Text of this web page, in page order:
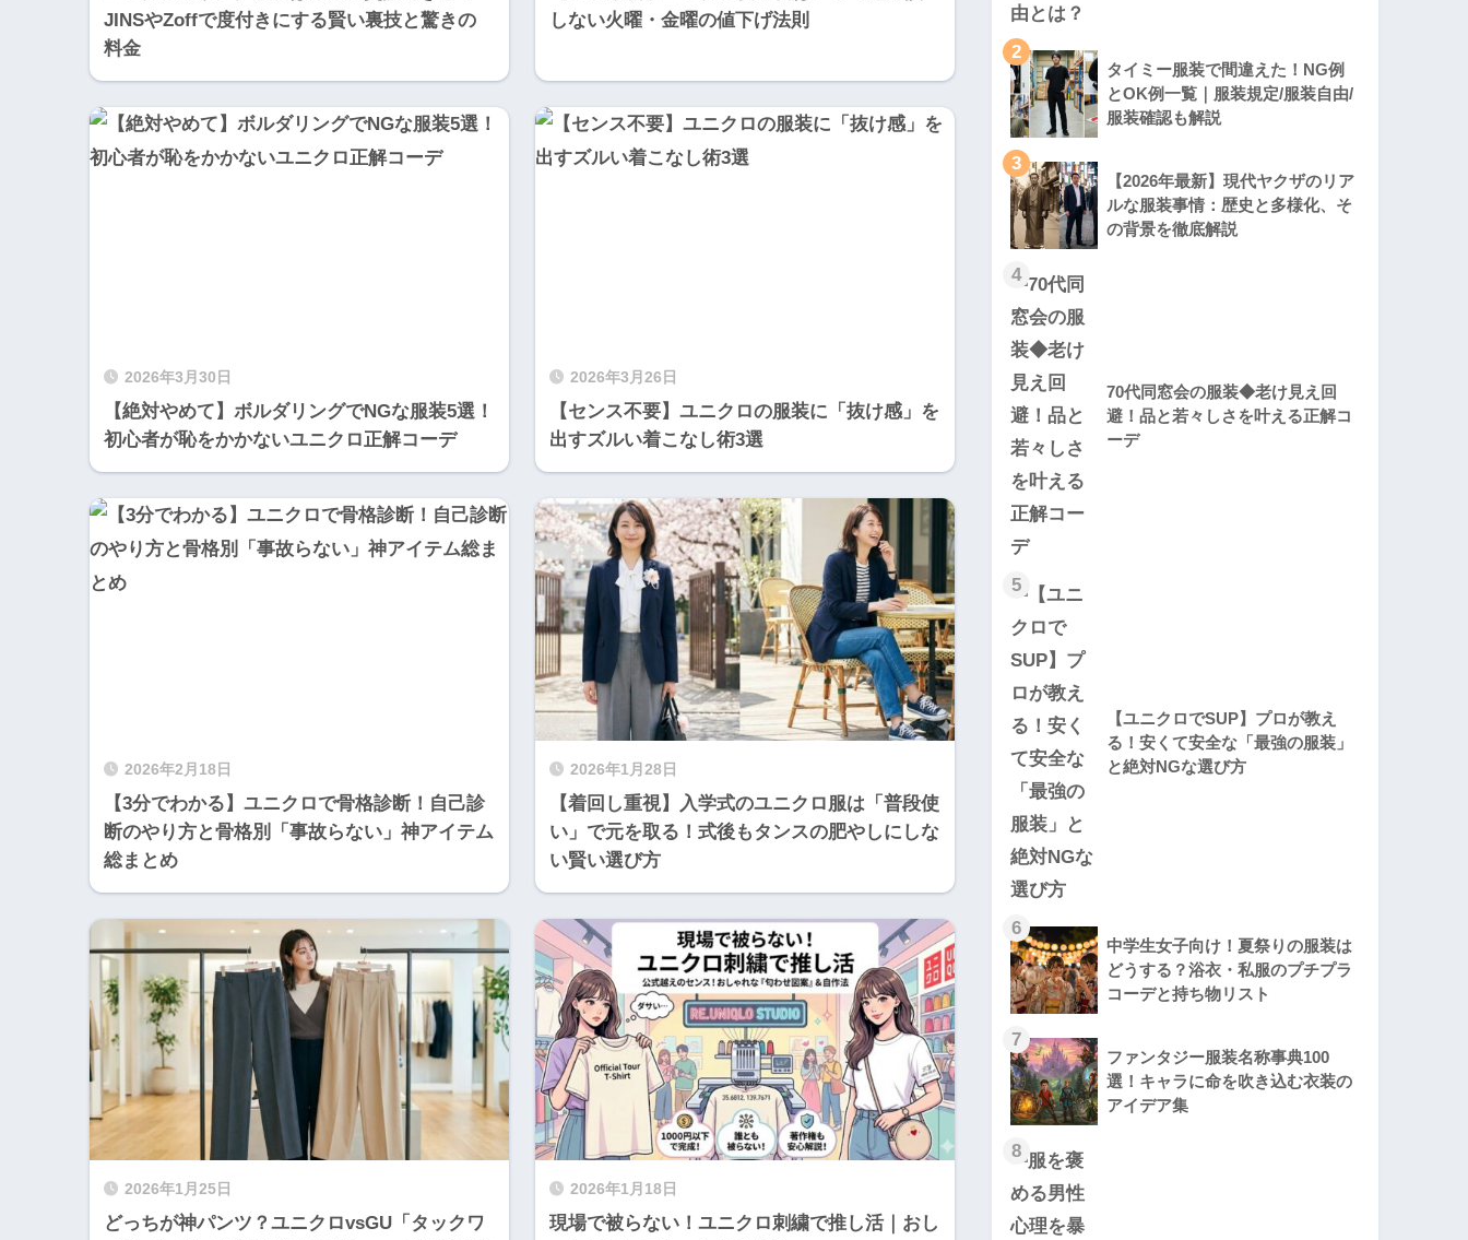
JINSやZoffで度付きにする賢い裏技と驚きの
料金
しない火曜・金曜の値下げ法則
2026年3月30日
【絶対やめて】ボルダリングでNGな服装5選！
初心者が恥をかかないユニクロ正解コーデ
2026年3月26日
【センス不要】ユニクロの服装に「抜け感」を
出すズルい着こなし術3選
2026年2月18日
【3分でわかる】ユニクロで骨格診断！自己診
断のやり方と骨格別「事故らない」神アイテム
総まとめ
2026年1月28日
【着回し重視】入学式のユニクロ服は「普段使
い」で元を取る！式後もタンスの肥やしにしな
い賢い選び方
2026年1月25日
どっちが神パンツ？ユニクロvsGU「タックワ
2026年1月18日
現場で被らない！ユニクロ刺繍で推し活｜おし
2
タイミー服装で間違えた！NG例
とOK例一覧｜服装規定/服装自由/
服装確認も解説
3
【2026年最新】現代ヤクザのリア
ルな服装事情：歴史と多様化、そ
の背景を徹底解説
4
70代同窓会の服装◆老け見え回
避！品と若々しさを叶える正解コ
ーデ
5
【ユニクロでSUP】プロが教え
る！安くて安全な「最強の服装」
と絶対NGな選び方
6
中学生女子向け！夏祭りの服装は
どうする？浴衣・私服のプチプラ
コーデと持ち物リスト
7
ファンタジー服装名称事典100
選！キャラに命を吹き込む衣装の
アイデア集
8